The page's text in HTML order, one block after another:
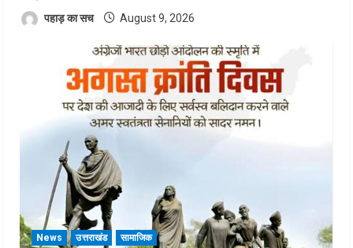
पहाड़ का सच August 9, 2026
News उत्तराखंड सामाजिक